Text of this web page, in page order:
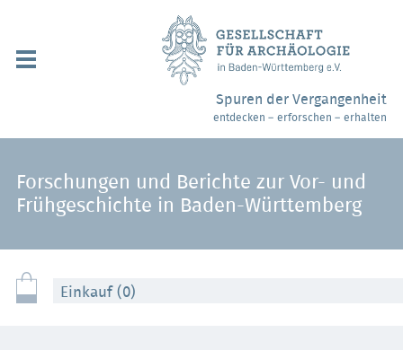
Über uns / Mitgliedschaft
Partner / Links
Archäologiemuseen
Spuren der Vergangenheit
entdecken – erforschen – erhalten
Forschungen und Berichte zur Vor- und
Frühgeschichte in Baden-Württemberg
Einkauf (0)